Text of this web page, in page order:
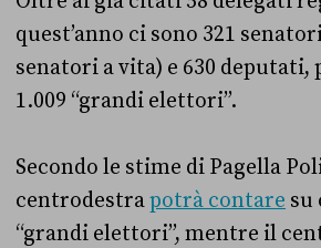
quest’anno ci sono 321
senatori a vita) e 630
1.009 “grandi elettori”.
Secondo le stime di Pagella
centrodestrapotrà contare su
“grandi elettori”, mentre il